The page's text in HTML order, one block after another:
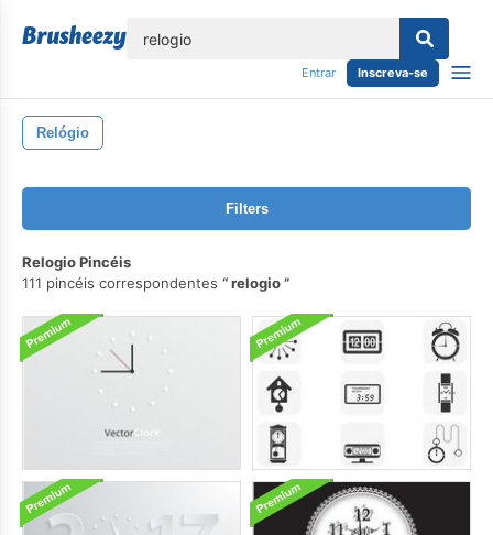
Entrar Inscreva-se
Relógio
Filters
Relogio Pincéis
111 pincéis correspondentes
relogio